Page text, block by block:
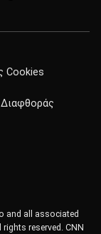
Cookies
Διαφθοράς
and all associated
reserved. CNN